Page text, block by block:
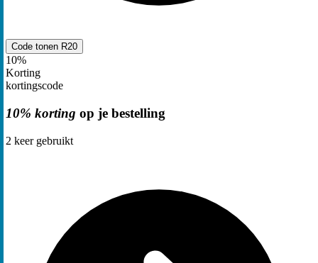
Code tonen R20
10%
Korting
kortingscode
10% korting op je bestelling
2 keer gebruikt